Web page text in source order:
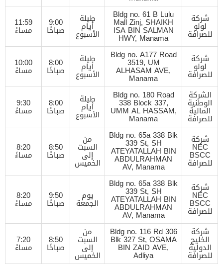
شركة
لولو
للصرافة
Bldg no. 61 B Lulu
Mall Zinj, SHAIKH
ISA BIN SALMAN
HWY, Manama
طيلة
أيام
الأسبوع
9:00
صباحًا
11:59
مساءً
شركة
لولو
للصرافة
Bldg no. A177 Road
3519, UM
ALHASAM AVE,
Manama
طيلة
أيام
الأسبوع
8:00
صباحًا
10:00
مساءً
الشركة
الوطنية
المالية
للصرافة
Bldg no. 180 Road
338 Block 337,
UMM AL HASSAM,
Manama
طيلة
أيام
الأسبوع
8:00
صباحًا
9:30
مساءً
شركة
NEC
BSCC
للصرافة
Bldg no. 65a 338 Blk
339 St, SH
ATEYATALLAH BIN
ABDULRAHMAN
AV, Manama
من
السبت
إلى
الخميس
8:50
صباحًا
8:20
مساءً
شركة
NEC
BSCC
للصرافة
Bldg no. 65a 338 Blk
339 St, SH
ATEYATALLAH BIN
ABDULRAHMAN
AV, Manama
يوم
الجمعة
9:50
صباحًا
8:20
مساءً
شركة
الخليج
الدولية
للصرافة
Bldg no. 116 Rd 306
Blk 327 St, OSAMA
BIN ZAID AVE,
Adliya
من
السبت
إلى
الخميس
8:50
صباحًا
7:20
مساءً